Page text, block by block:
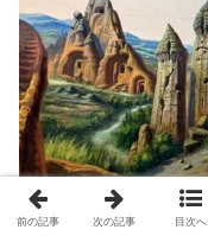
前の記事 次の記事 目次へ